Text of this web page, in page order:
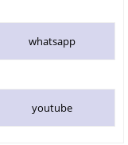
whatsapp
youtube